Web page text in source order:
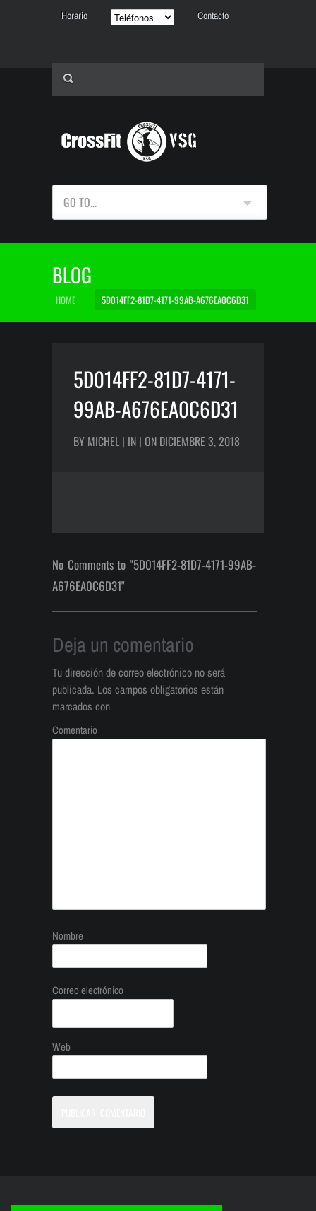
Horario Contacto
GO TO...
BLOG
HOME 5D014FF2-81D7-4171-99AB-A676EA0C6D31
5D014FF2-81D7-4171-
99AB-A676EA0C6D31
BY MICHEL | IN | ON DICIEMBRE 3, 2018
No Comments to "5D014FF2-81D7-4171-99AB-
A676EA0C6D31"
Deja un comentario
Tu dirección de correo electrónico no será
publicada. Los campos obligatorios están
marcados con
Comentario
Nombre
Correo electrónico
Web